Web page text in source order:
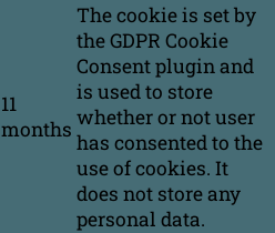
11
months
The cookie is set by
the GDPR Cookie
Consent plugin and
is used to store
whether or not user
has consented to the
use of cookies. It
does not store any
personal data.